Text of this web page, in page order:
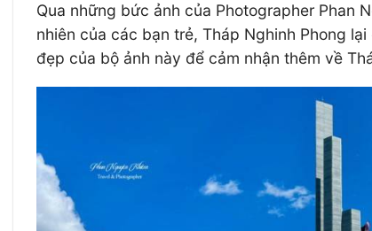
Qua những bức ảnh của Photographer Phan
nhiên của các bạn trẻ, Tháp Nghinh Phong
đẹp của bộ ảnh này để cảm nhận thêm về